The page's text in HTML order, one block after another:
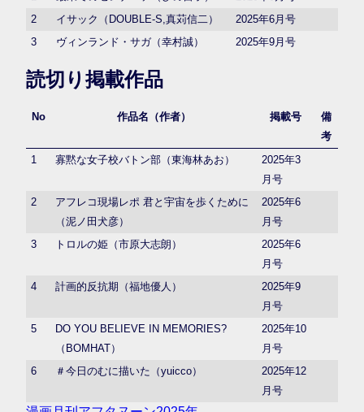
2
イサック（DOUBLE-S,真苅信二）
2025年6月号
3
ヴィンランド・サガ（幸村誠） 2025年9月号
読切り掲載作品
No 作品名（作者） 掲載号
備
考
1
寡黙な女子校バトン部（東海林あお）
2025年3
月号
2
アフレコ現場レポ 君と宇宙を歩くために
（泥ノ田犬彦）
2025年6
月号
3
トロルの姫（市原大志朗）
2025年6
月号
4
計画的反抗期（福地優人）
2025年9
月号
5
DO YOU BELIEVE IN MEMORIES?
（BOMHAT）
2025年10
月号
6
＃今日のむに描いた（yuicco）
2025年12
月号